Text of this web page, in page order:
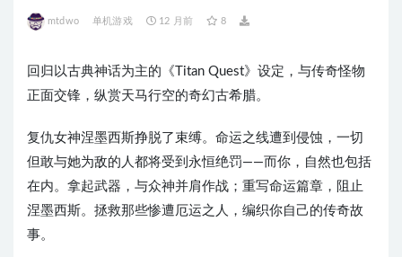
mtdwo 单机游戏 12 月前 8
回归以古典神话为主的《Titan Quest》设定，与传奇怪物
正面交锋，纵赏天马行空的奇幻古希腊。
复仇女神涅墨西斯挣脱了束缚。命运之线遭到侵蚀，一切
但敢与她为敌的人都将受到永恒绝罚——而你，自然也包括
在内。拿起武器，与众神并肩作战；重写命运篇章，阻止
涅墨西斯。拯救那些惨遭厄运之人，编织你自己的传奇故
事。